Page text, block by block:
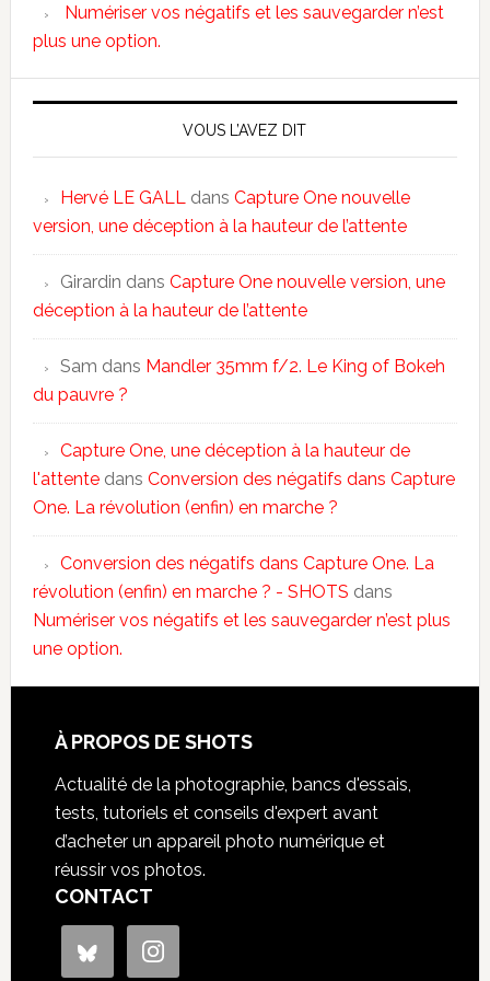
Numériser vos négatifs et les sauvegarder n’est
plus une option.
VOUS L’AVEZ DIT
Hervé LE GALL dans Capture One nouvelle
version, une déception à la hauteur de l’attente
Girardin dans Capture One nouvelle version, une
déception à la hauteur de l’attente
Sam dans Mandler 35mm f/2. Le King of Bokeh
du pauvre ?
Capture One, une déception à la hauteur de
l'attentedans Conversion des négatifs dans Capture
One. La révolution (enfin) en marche ?
Conversion des négatifs dans Capture One. La
révolution (enfin) en marche ? - SHOTS dans
Numériser vos négatifs et les sauvegarder n’est plus
une option.
À PROPOS DE SHOTS
Actualité de la photographie, bancs d'essais,
tests, tutoriels et conseils d'expert avant
d’acheter un appareil photo numérique et
réussir vos photos.
CONTACT